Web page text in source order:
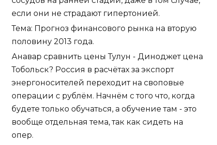
если они не страдают гипертонией.
Тема: Прогноз финансового рынка на вторую
половину 2013 года.
Анавар сравнить цены Тулун - Диноджет цена
Тобольск? Россия в расчётах за экспорт
энергоносителей переходит на своповые
операции с рублём. Начнём с того что, когда
будете только обучаться, а обучение там - это
вообще отдельная тема, так как сидеть на
опер.